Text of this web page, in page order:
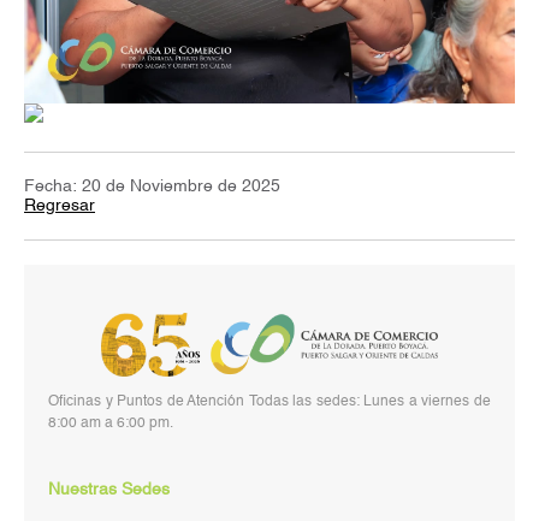
Fecha: 20 de Noviembre de 2025
Regresar
Oficinas y Puntos de Atención Todas las sedes: Lunes a viernes de
8:00 am a 6:00 pm.
Nuestras Sedes